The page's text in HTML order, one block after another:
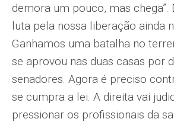
demora um pouco, mas chega”.
luta pela nossa liberação ainda
Ganhamos uma batalha no
se aprovou nas duas casas por
senadores. Agora é preciso
se cumpra a lei. A direita vai
pressionar os profissionais da